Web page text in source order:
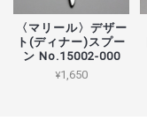
〈マリール〉デザー
ト(ディナー)スプー
ン No.15002-000
¥1,650